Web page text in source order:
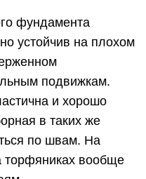
фундамента
устойчив на плохом
подвижкам.
и хорошо
в таких же
по швам. На
торфяниках вообще